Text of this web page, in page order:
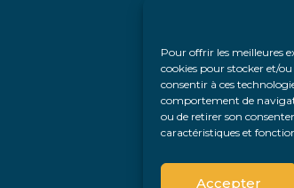
Pour offrir les meilleures
cookies pour stocker et/
consentir à ces
comportement de
ou de retirer son
caractéristiques et
Accepter